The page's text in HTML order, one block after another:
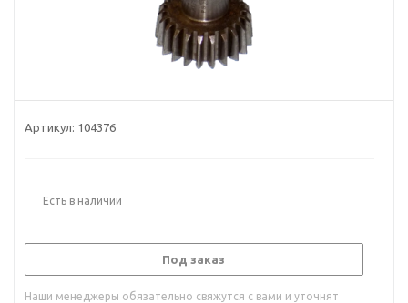
Артикул: 104376
Есть в наличии
Под заказ
Наши менеджеры обязательно свяжутся с вами и уточнят